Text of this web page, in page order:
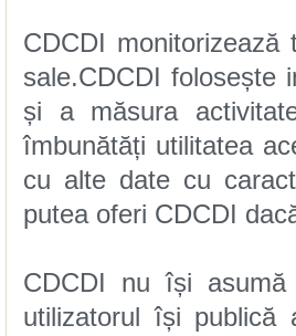
putea oferi CDCDI